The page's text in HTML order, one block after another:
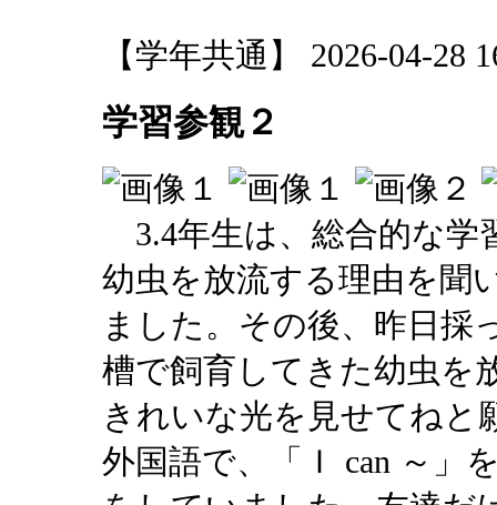
【学年共通】 2026-04-28
学習参観２
3.4年生は、総合的な学
幼虫を放流する理由を聞
ました。その後、昨日採
槽で飼育してきた幼虫を
きれいな光を見せてねと
外国語で、「Ｉ can ～」